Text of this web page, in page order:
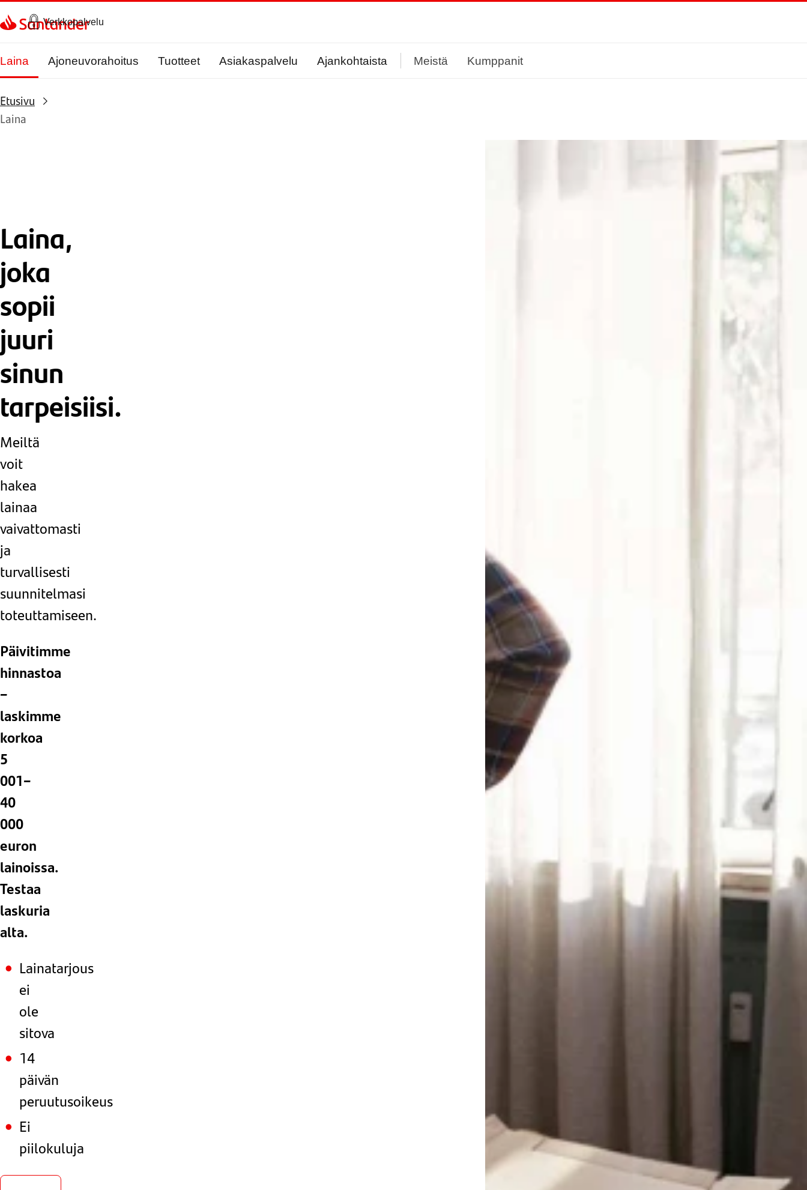
Siirry sivulle
Verkkopalvelu
Laina Ajoneuvorahoitus Tuotteet Asiakaspalvelu Ajankohtaista Meistä Kumppanit
Etusivu
Laina
Laina,
joka
sopii
juuri
sinun
tarpeisiisi.
Meiltä
voit
hakea
lainaa
vaivattomasti
ja
turvallisesti
suunnitelmasi
toteuttamiseen.
Päivitimme
hinnastoa
–
laskimme
korkoa
5
001–
40
000
euron
lainoissa.
Testaa
laskuria
alta.
Lainatarjous
ei
ole
sitova
14
päivän
peruutusoikeus
Ei
piilokuluja